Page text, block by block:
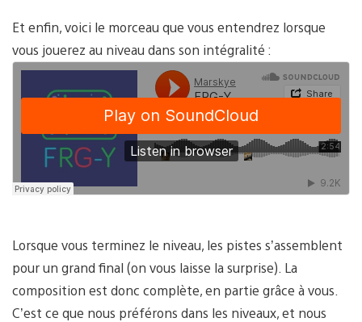
Et enfin, voici le morceau que vous entendrez lorsque
vous jouerez au niveau dans son intégralité :
Lorsque vous terminez le niveau, les pistes s’assemblent
pour un grand final (on vous laisse la surprise). La
composition est donc complète, en partie grâce à vous.
C’est ce que nous préférons dans les niveaux, et nous